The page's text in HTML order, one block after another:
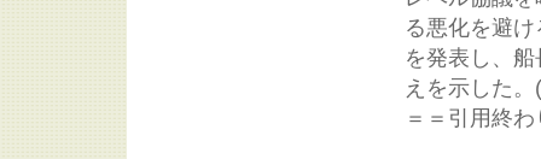
る悪化を避
を発表し、
えを示した
＝＝引用終